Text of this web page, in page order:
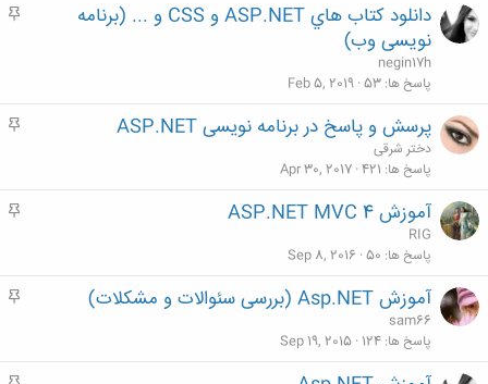
م
دانلود کتاب هاي ASP.NET و CSS و ... (برنامه
نويسی وب)
negin17h
پاسخ ها 53
Feb 5, 2019
م
پرسش و پاسخ در برنامه نویسی ASP.NET
دختر شرقی
پاسخ ها 421
Apr 30, 2017
م
آموزش ASP.NET MVC 4
RIG
پاسخ ها 50
Sep 8, 2016
م
آموزش Asp.NET (بررسی سئوالات و مشکلات)
sam66
پاسخ ها 124
Sep 19, 2015